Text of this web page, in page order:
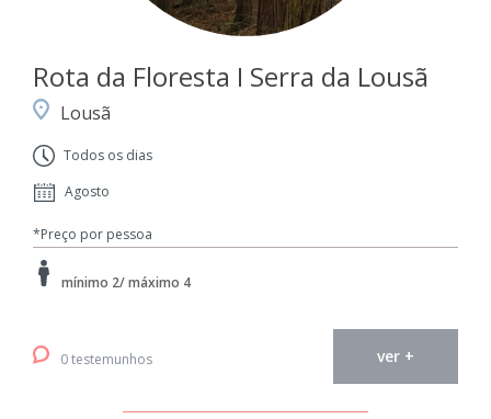
Rota da Floresta I Serra da Lousã
Lousã
Todos os dias
Agosto
*Preço por pessoa
mínimo 2/ máximo 4
0 testemunhos ver +